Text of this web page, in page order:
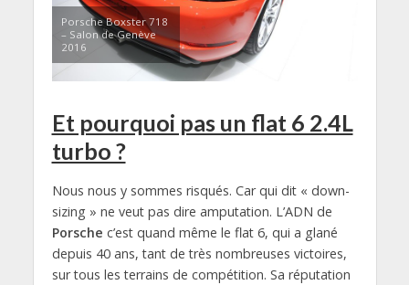
Porsche Boxster 718
– Salon de Genève
2016
Et pourquoi pas un flat 6 2.4L
turbo ?
Nous nous y sommes risqués. Car qui dit « down-
sizing » ne veut pas dire amputation. L’ADN de
Porsche c’est quand même le flat 6, qui a glané
depuis 40 ans, tant de très nombreuses victoires,
sur tous les terrains de compétition. Sa réputation